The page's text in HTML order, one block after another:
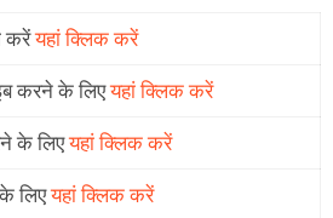
करेंयहां क्लिक करें
करने के लिएयहां क्लिक करें
के लिएयहां क्लिक करें
लिएयहां क्लिक करें